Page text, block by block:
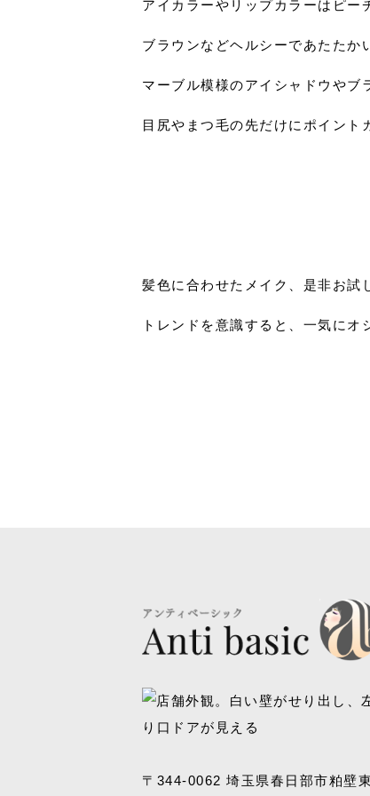
アイカラーやリップカラーはピー
ブラウンなどヘルシーであたたか
マーブル模様のアイシャドウやブ
目尻やまつ毛の先だけにポイント
髪色に合わせたメイク、是非お試
トレンドを意識すると、一気に
〒344-0062 埼玉県春日部市粕壁